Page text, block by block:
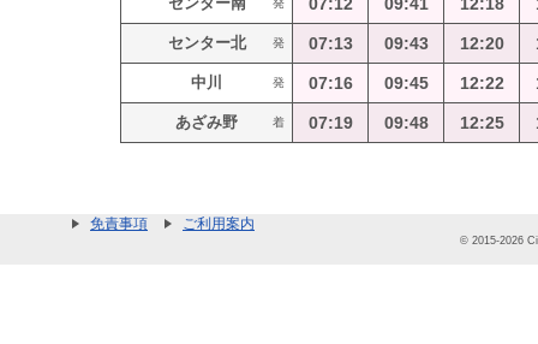
発
センター北 発 07:13 09:43 12:20
中川 発 07:16 09:45 12:22
あざみ野 着 07:19 09:48 12:25
免責事項 ご利用案内
© 2015-2026